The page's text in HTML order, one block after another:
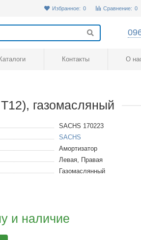
Сравнение: 0
Избранное: 0
Каталоги Контакты О
газомасляный
SACHS 170223
SACHS
Амортизатор
Левая, Правая
Газомаслянный
и наличие